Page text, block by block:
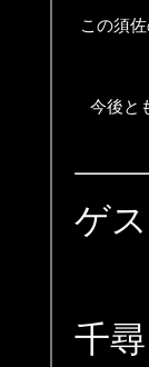
この須
今後と
ゲ
千尋